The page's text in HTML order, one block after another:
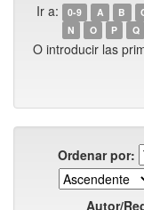
Ir a: 0-9 A B
N
O P Q
O introducir las
Ordenar por:
Autor/